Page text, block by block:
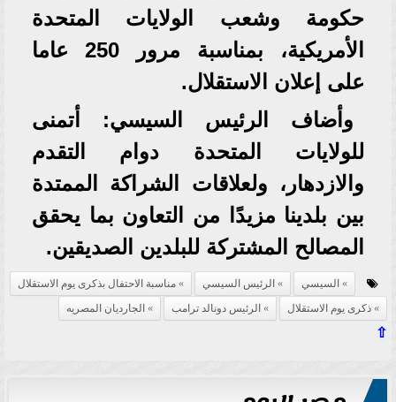
حكومة وشعب الولايات المتحدة
الأمريكية، بمناسبة مرور 250 عاما
على إعلان الاستقلال.
وأضاف الرئيس السيسي: أتمنى
للولايات المتحدة دوام التقدم
والازدهار، ولعلاقات الشراكة الممتدة
بين بلدينا مزيدًا من التعاون بما يحقق
المصالح المشتركة للبلدين الصديقين.
السيسي الرئيس السيسي
مناسبة الاحتفال بذكرى يوم الاستقلال
ذكرى يوم الاستقلال
الرئيس دونالد ترامب الجارديان المصريه
⇧